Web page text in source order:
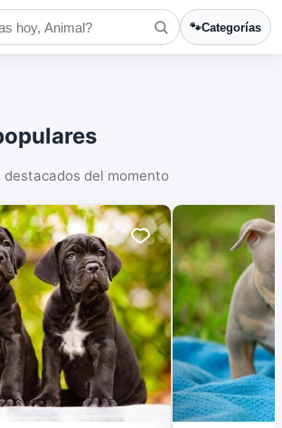
🐾Categorías
destacados del momento